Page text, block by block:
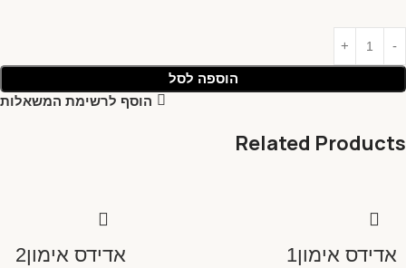
הוספה לסל
הוסף לרשימת המשאלות
Related Products
אדידס אימון1 אדידס אימון2